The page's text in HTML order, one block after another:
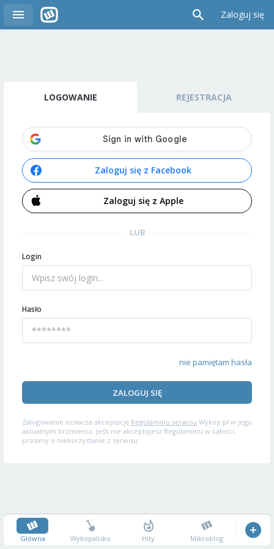
Zaloguj się
LOGOWANIE REJESTRACJA
Zaloguj się z Facebook
Zaloguj się z Apple
LUB
Login
Hasło
nie pamiętam hasła
ZALOGUJ SIĘ
Zalogowanie oznacza akceptację Regulaminu serwisu Wykop.pl w jego
aktualnym brzmieniu. Jeśli nie akceptujesz Regulaminu w całości,
prosimy o niekorzystanie z serwisu.
Główna Wykopalisko Hity Mikroblog